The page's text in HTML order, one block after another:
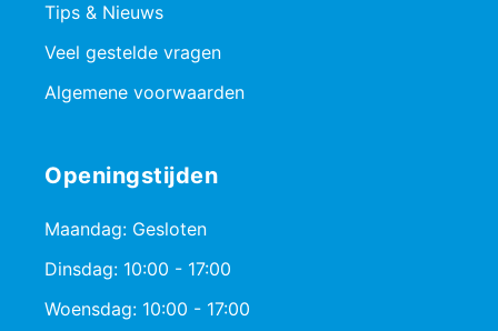
Tips & Nieuws
Veel gestelde vragen
Algemene voorwaarden
Openingstijden
Maandag: Gesloten
Dinsdag: 10:00 - 17:00
Woensdag: 10:00 - 17:00